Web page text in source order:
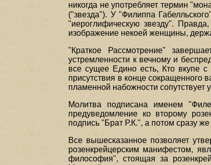
никогда не употребляет термин
("звезда"). У "Филиппа
"иероглифическую звезду".
изображение некоей женщины,
"Краткое Рассмотрение"
устремленности к вечному и
все сущее Едино есть, Кто
присутствия в конце
пламенной набожности
Молитва подписана именем
предуведомление ко второму
подпись "Брат Р.К.", а потом сразу
Все вышесказанное позволяет
розенкрейцерским манифестом,
философия", стоящая за